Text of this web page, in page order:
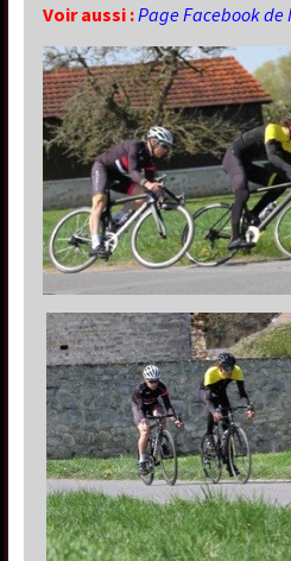
Voir aussi :Page Facebook de